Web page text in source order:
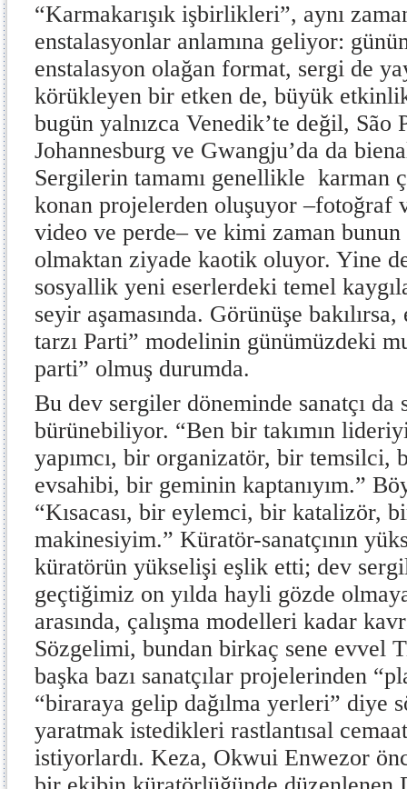
“Karmakarışık işbirlikleri”, aynı
enstalasyonlar anlamına geliyor:
enstalasyon olağan format, sergi de
körükleyen bir etken de, büyük
bugün yalnızca Venedik’te değil, São
Johannesburg ve Gwangju’da da
Sergilerin tamamı genellikle karman
konan projelerden oluşuyor –fotoğraf
video ve perde– ve kimi zaman
olmaktan ziyade kaotik oluyor. Yine
sosyallik yeni eserlerdeki temel
seyir aşamasında. Görünüşe
tarzı Parti” modelinin günümüzdeki
parti” olmuş durumda.
Bu dev sergiler döneminde sanatçı da
bürünebiliyor. “Ben bir takımın
yapımcı, bir organizatör, bir temsilci,
evsahibi, bir geminin kaptanıyım.”
“Kısacası, bir eylemci, bir katalizör,
makinesiyim.” Küratör-sanatçının
küratörün yükselişi eşlik etti; dev
geçtiğimiz on yılda hayli gözde
arasında, çalışma modelleri kadar
Sözgelimi, bundan birkaç sene evvel
başka bazı sanatçılar projelerinden
“biraraya gelip dağılma yerleri” diye
yaratmak istedikleri rastlantısal
istiyorlardı. Keza, Okwui Enwezor